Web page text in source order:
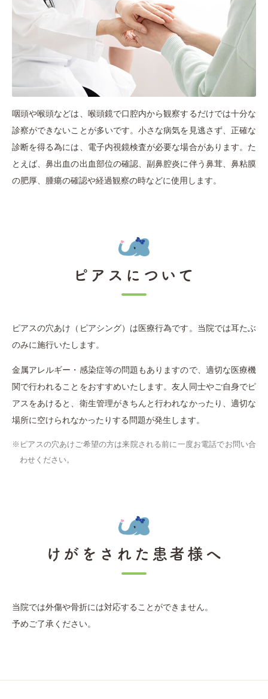
咽頭や喉頭などは、喉頭鏡で口腔内から観察するだけでは十分な
診察ができないことが多いです。小さな病気を見逃さず、正確な
診断を得る為には、電子内視鏡検査が必要な場合があります。た
とえば、鼻出血の出血部位の確認、副鼻腔炎に伴う鼻茸、鼻粘膜
の肥厚、腫瘍の確認や経過観察の時などに使用します。
ピアスについて
ピアスの穴あけ（ピアシング）は医療行為です。当院では耳たぶ
のみに施行いたします。
金属アレルギー・感染症等の問題もありますので、適切な医療機
関で行われることをおすすめいたします。友人同士やご自身でピ
アスをあけると、衛生管理がきちんと行われなかったり、適切な
場所に空けられなかったりする問題が発生します。
ピアスの穴あけご希望の方は来院される前に一度お電話でお問い合
わせください。
けがをされた患者様へ
当院では外傷や骨折には対応することができません。
予めご了承ください。